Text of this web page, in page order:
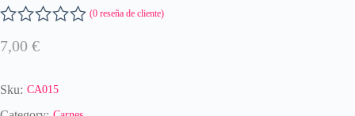
V
a
o
(0 reseña de cliente)
7,00 €
Sku: CA015